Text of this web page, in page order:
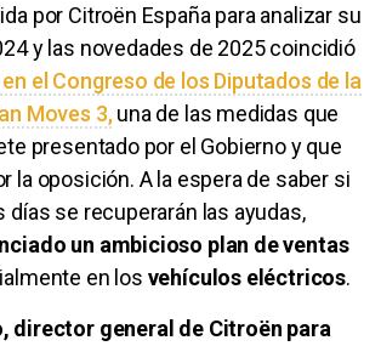
por Citroën España para analizar su
y las novedades de 2025 coincidió
el Congreso de los Diputados de la
Moves 3,una de las medidas que
presentado por el Gobierno y que
la oposición. A la espera de saber si
días se recuperarán las ayudas,
un ambicioso plan de ventas
en los vehículos eléctricos.
director general de Citroën para